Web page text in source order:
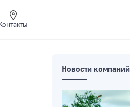
Новости компаний